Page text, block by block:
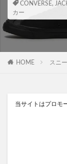
CONVERSE,
カー
HOME スニ
当サイトはプロモ